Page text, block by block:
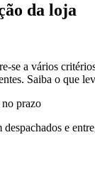
da loja
se a vários
Saiba o que
no prazo
e